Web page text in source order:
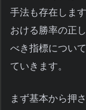
手法も存在しま
おける勝率の正
べき指標につい
ていきます。
まず基本から押